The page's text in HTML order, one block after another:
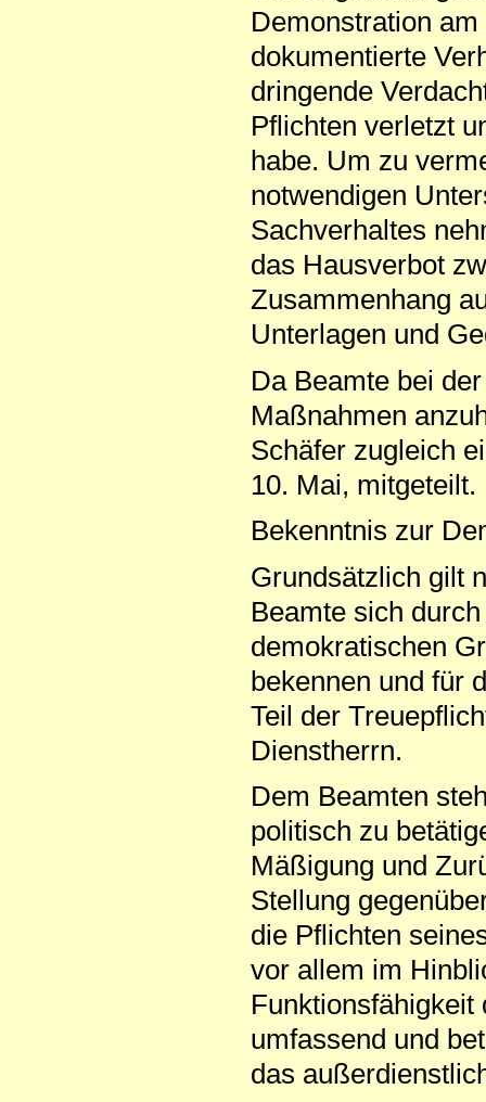
Demonstration
dokumentierte
dringende
Pflichten verletzt
habe. Um zu
notwendigen
Sachverhaltes
das Hausverbot
Zusammenhang
Unterlagen und
Da Beamte bei
Maßnahmen
Schäfer zugleich
10. Mai, mitgeteilt.
Bekenntnis zur
Grundsätzlich gilt
Beamte sich
demokratischen
bekennen und für
Teil der
Dienstherrn.
Dem Beamten
politisch zu
Mäßigung und
Stellung
die Pflichten
vor allem im
Funktionsfähigkeit
umfassend und
das